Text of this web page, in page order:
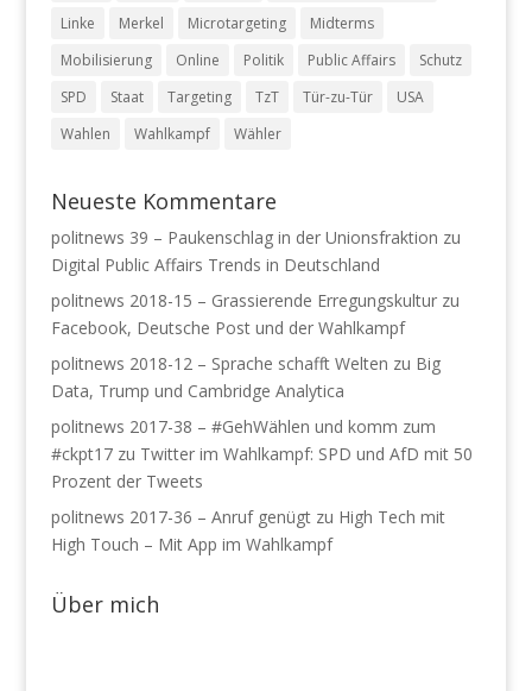
Linke
Merkel Microtargeting
Midterms
Mobilisierung
Online Politik Public Affairs
Schutz
SPD
Staat Targeting TzT Tür-zu-Tür
USA
Wahlen
Wahlkampf Wähler
Neueste Kommentare
politnews 39 – Paukenschlag in der Unionsfraktion zu
Digital Public Affairs Trends in Deutschland
politnews 2018-15 – Grassierende Erregungskulturzu
Facebook, Deutsche Post und der Wahlkampf
politnews 2018-12 – Sprache schafft Welten zu Big
Data, Trump und Cambridge Analytica
politnews 2017-38 – #GehWählen und komm zum
#ckpt17zu Twitter im Wahlkampf: SPD und AfD mit 50
Prozent der Tweets
politnews 2017-36 – Anruf genügtzu High Tech mit
High Touch – Mit App im Wahlkampf
Über mich